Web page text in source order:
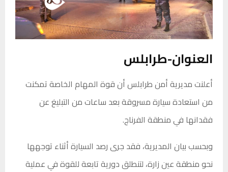
العنوان-طرابلس
أعلنت مديرية أمن طرابلس أن قوة المهام الخاصة تمكنت
من استعادة سيارة مسروقة بعد ساعات من التبليغ عن
فقدانها في منطقة الفرناج.
وبحسب بيان المديرية، فقد جرى رصد السيارة أثناء توجهها
نحو منطقة عين زارة، لتنطلق دورية تابعة للقوة في عملية